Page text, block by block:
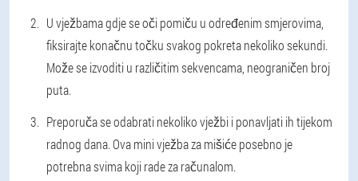
U vježbama gdje se oči pomiču u određenim smjerovima,
fiksirajte konačnu točku svakog pokreta nekoliko sekundi.
Može se izvoditi u različitim sekvencama, neograničen broj
puta.
Preporuča se odabrati nekoliko vježbi i ponavljati ih tijekom
radnog dana. Ova mini vježba za mišiće posebno je
potrebna svima koji rade za računalom.